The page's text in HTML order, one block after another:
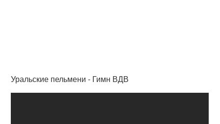
Уральские пельмени - Гимн ВДВ